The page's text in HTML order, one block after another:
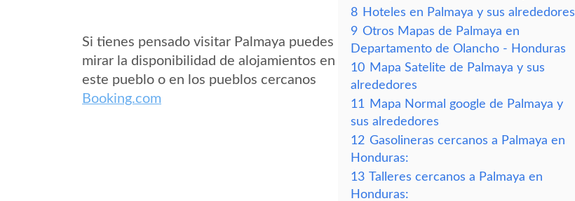
Si tienes pensado visitar Palmaya puedes
mirar la disponibilidad de alojamientos en
este pueblo o en los pueblos cercanos
Booking.com
8 Hoteles en Palmaya y sus alrededores
9 Otros Mapas de Palmaya en
Departamento de Olancho - Honduras
10 Mapa Satelite de Palmaya y sus
alrededores
11
Mapa Normal google de Palmaya y
sus alrededores
12 Gasolineras cercanos a Palmaya en
Honduras:
13 Talleres cercanos a Palmaya en
Honduras: